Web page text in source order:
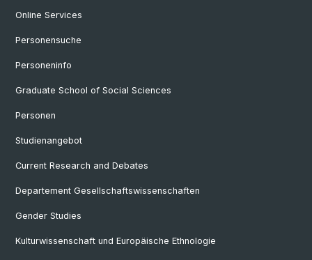
Online Services
Personensuche
Personeninfo
Graduate School of Social Sciences
Personen
Studienangebot
Current Research and Debates
Departement Gesellschaftswissenschaften
Gender Studies
Kulturwissenschaft und Europäische Ethnologie